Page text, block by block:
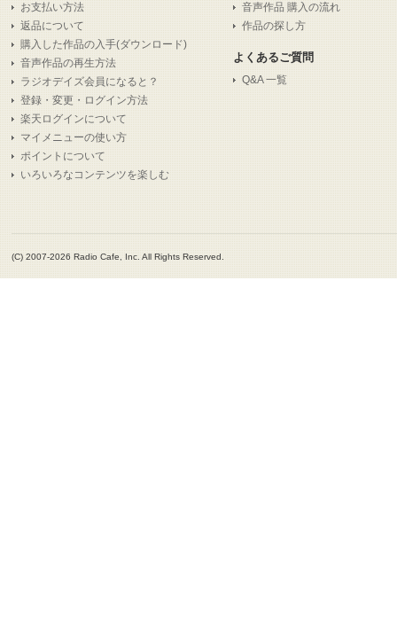
お支払い方法
返品について
購入した作品の入手(ダウンロード)
音声作品の再生方法
ラジオデイズ会員になると？
登録・変更・ログイン方法
楽天ログインについて
マイメニューの使い方
ポイントについて
いろいろなコンテンツを楽しむ
音声作品 購入の流れ
作品の探し方
よくあるご質問
Q&A 一覧
(C) 2007-2026 Radio Cafe, Inc. All Rights Reserved.